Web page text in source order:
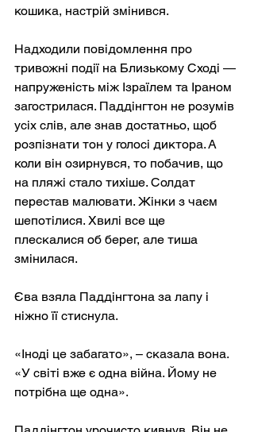
кошика, настрій змінився.
Надходили повідомлення про
тривожні події на Близькому Сході —
напруженість між Ізраїлем та Іраном
загострилася. Паддінгтон не розумів
усіх слів, але знав достатньо, щоб
розпізнати тон у голосі диктора. А
коли він озирнувся, то побачив, що
на пляжі стало тихіше. Солдат
перестав малювати. Жінки з чаєм
шепотілися. Хвилі все ще
плескалися об берег, але тиша
змінилася.
Єва взяла Паддінгтона за лапу і
ніжно її стиснула.
«Іноді це забагато», – сказала вона.
«У світі вже є одна війна. Йому не
потрібна ще одна».